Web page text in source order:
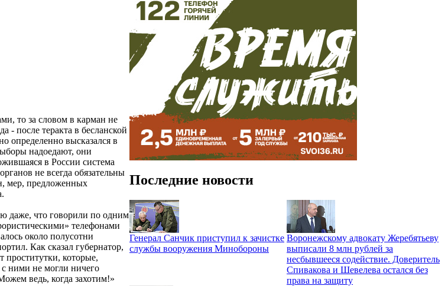
то за словом в карман не
- после теракта в бесланской
определенно высказался в
надоедают, они
в России система
не всегда обязательны
мер, предложенных
даже, что говорили по одним
телефонами
около полусотни
Как сказал губернатор,
проститутки, которые,
с ними не могли ничего
ведь, когда захотим!»
Последние новости
Генерал Санчик приступил к зачистке
службы вооружения Минобороны
Воронежскому адвокату Жеребятьеву
выписали 8 млн рублей за
несбывшееся содействие. Доверитель
Спивакова и Шевелева остался без
права на защиту